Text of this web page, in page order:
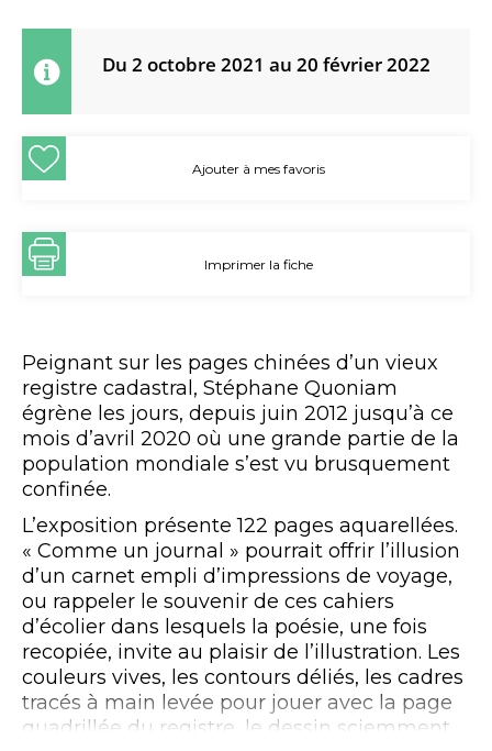
Du 2 octobre 2021 au 20 février 2022
Ajouter à mes favoris
Imprimer la fiche
Peignant sur les pages chinées d’un vieux
registre cadastral, Stéphane Quoniam
égrène les jours, depuis juin 2012 jusqu’à ce
mois d’avril 2020 où une grande partie de la
population mondiale s’est vu brusquement
confinée.
L’exposition présente 122 pages aquarellées.
« Comme un journal » pourrait offrir l’illusion
d’un carnet empli d’impressions de voyage,
ou rappeler le souvenir de ces cahiers
d’écolier dans lesquels la poésie, une fois
recopiée, invite au plaisir de l’illustration. Les
couleurs vives, les contours déliés, les cadres
tracés à main levée pour jouer avec la page
quadrillée du registre, le dessin sciemment